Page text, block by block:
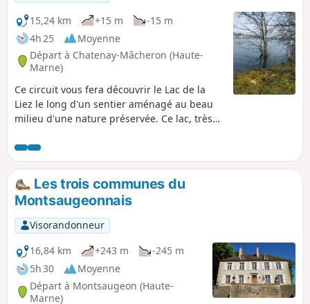
15,24 km
+15 m
-15 m
4h 25
Moyenne
Départ à Chatenay-Mâcheron (Haute-
Marne)
Ce circuit vous fera découvrir le Lac de la
Liez le long d'un sentier aménagé au beau
milieu d'une nature préservée. Ce lac, très
la plage, soit en participant aux différentes
activités proposées (voile, ski nautique,
bouée tractée, etc). Mais les amateurs de
nature pourront largement en profiter en
dehors de la zone proche de la digue du
Réservoir de la Liez et de Langres Plage.
Les trois communes du
Montsaugeonnais
Visorandonneur
16,84 km
+243 m
-245 m
5h 30
Moyenne
Départ à Montsaugeon (Haute-
Marne)